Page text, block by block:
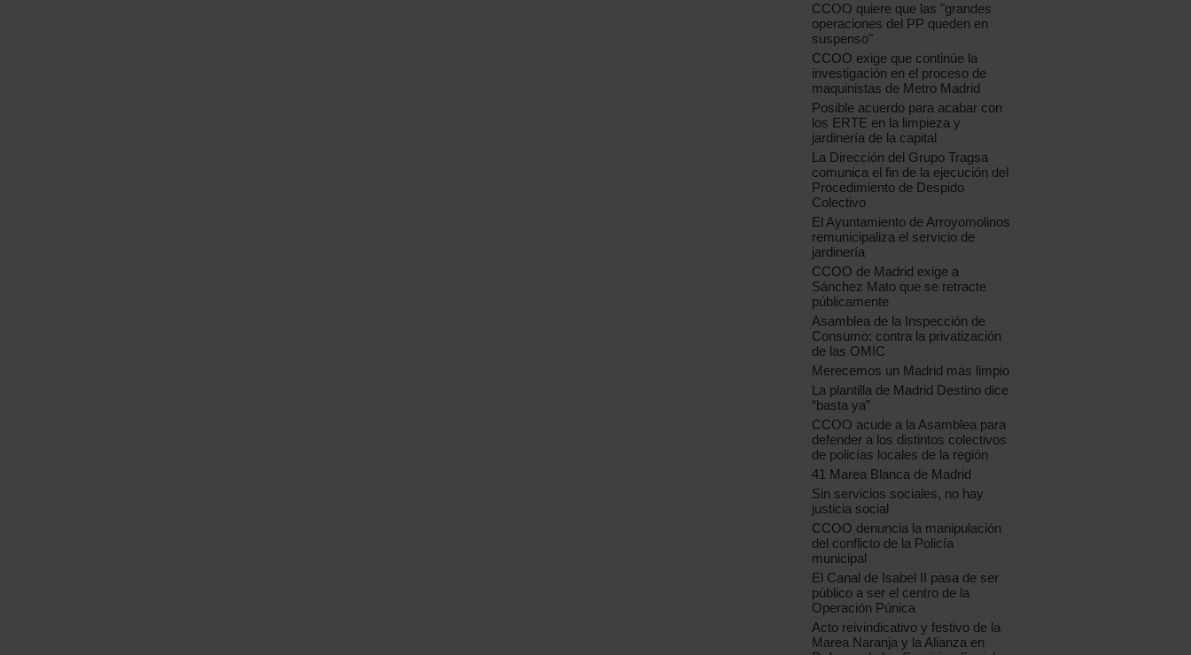
CCOO quiere que las "grandes
operaciones del PP queden en
suspenso"
CCOO exige que continúe la
investigación en el proceso de
maquinistas de Metro Madrid
Posible acuerdo para acabar con
los ERTE en la limpieza y
jardinería de la capital
La Dirección del Grupo Tragsa
comunica el fin de la ejecución del
Procedimiento de Despido
Colectivo
El Ayuntamiento de Arroyomolinos
remunicipaliza el servicio de
jardinería
CCOO de Madrid exige a
Sánchez Mato que se retracte
públicamente
Asamblea de la Inspección de
Consumo: contra la privatización
de las OMIC
Merecemos un Madrid más limpio
La plantilla de Madrid Destino dice
“basta ya”
CCOO acude a la Asamblea para
defender a los distintos colectivos
de policías locales de la región
41 Marea Blanca de Madrid
Sin servicios sociales, no hay
justicia social
CCOO denuncia la manipulación
del conflicto de la Policía
municipal
El Canal de Isabel II pasa de ser
público a ser el centro de la
Operación Púnica
Acto reivindicativo y festivo de la
Marea Naranja y la Alianza en